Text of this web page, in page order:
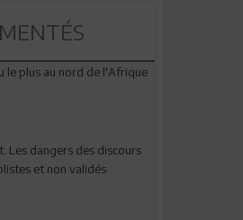
le plus au nord de l'Afrique
Les dangers des discours
et non validés